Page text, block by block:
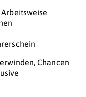
Chancen